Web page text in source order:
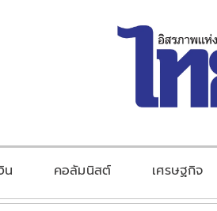
น คอลัมนิสต์ เศรษฐกิจ